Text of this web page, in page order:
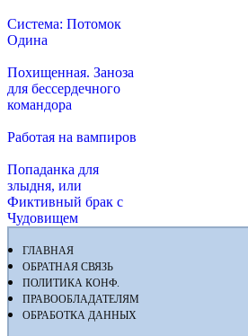
Система: Потомок
Одина
Похищенная. Заноза
для бессердечного
командора
Работая на вампиров
Попаданка для
злыдня, или
Фиктивный брак с
Чудовищем
ГЛАВНАЯ
ОБРАТНАЯ СВЯЗЬ
ПОЛИТИКА КОНФ.
ПРАВООБЛАДАТЕЛЯМ
ОБРАБОТКА ДАННЫХ